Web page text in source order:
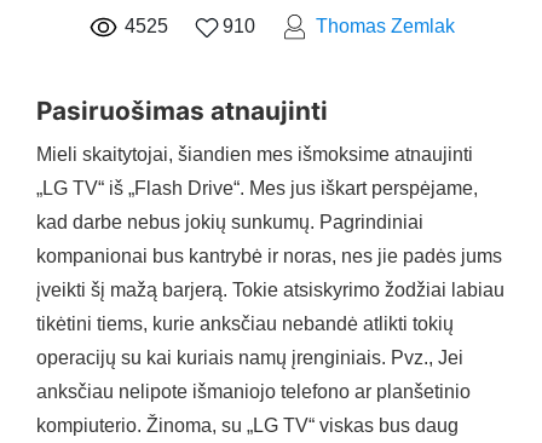
4525 910 Thomas Zemlak
Pasiruošimas atnaujinti
Mieli skaitytojai, šiandien mes išmoksime atnaujinti
„LG TV“ iš „Flash Drive“. Mes jus iškart perspėjame,
kad darbe nebus jokių sunkumų. Pagrindiniai
kompanionai bus kantrybė ir noras, nes jie padės jums
įveikti šį mažą barjerą. Tokie atsiskyrimo žodžiai labiau
tikėtini tiems, kurie anksčiau nebandė atlikti tokių
operacijų su kai kuriais namų įrenginiais. Pvz., Jei
anksčiau nelipote išmaniojo telefono ar planšetinio
kompiuterio. Žinoma, su „LG TV“ viskas bus daug